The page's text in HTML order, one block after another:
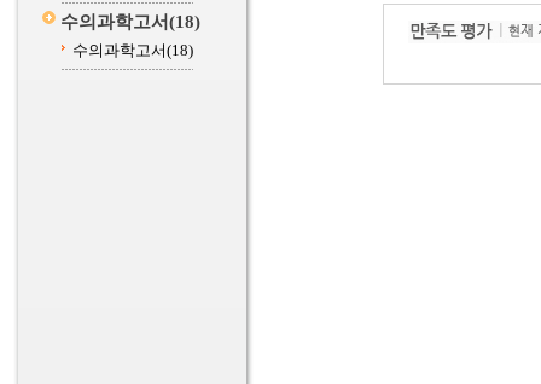
수의과학고서(18)
수의과학고서(18)